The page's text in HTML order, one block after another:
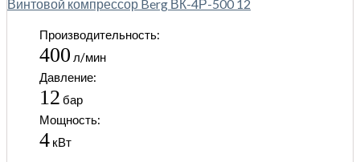
Винтовой компрессор Berg ВК-4Р-500 12
Производительность:
400 л/мин
Давление:
12 бар
Мощность:
4 кВт